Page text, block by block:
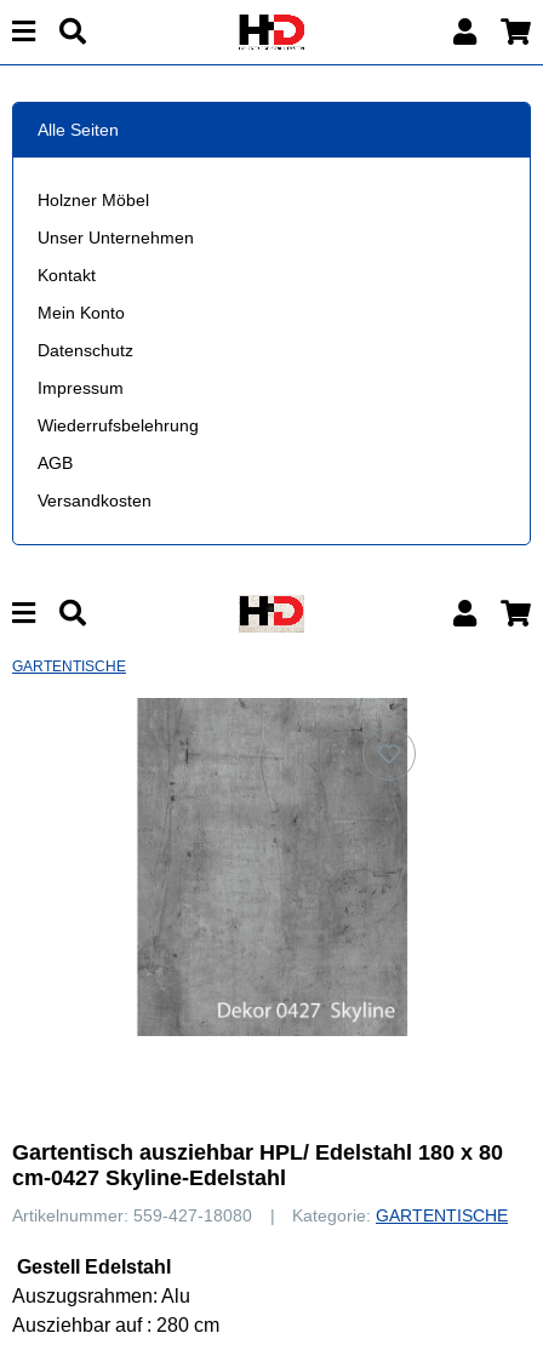
Alle Seiten
Holzner Möbel
Unser Unternehmen
Kontakt
Mein Konto
Datenschutz
Impressum
Wiederrufsbelehrung
AGB
Versandkosten
GARTENTISCHE
Gartentisch ausziehbar HPL/ Edelstahl 180 x 80
cm-0427 Skyline-Edelstahl
Artikelnummer: 559-427-18080 Kategorie: GARTENTISCHE
Gestell Edelstahl
Auszugsrahmen: Alu
Ausziehbar auf : 280 cm